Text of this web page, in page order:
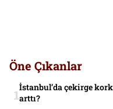
Öne Çıkanlar
İstanbul’da çekirge
arttı?